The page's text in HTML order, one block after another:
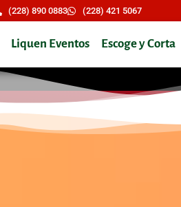
(228) 890 0883 (228) 421 5067
Liquen Eventos Escoge y Corta